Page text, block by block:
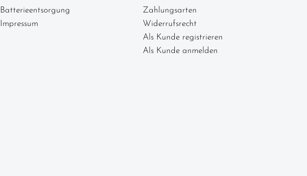
Batterieentsorgung
Impressum
Zahlungsarten
Widerrufsrecht
Als Kunde registrieren
Als Kunde anmelden